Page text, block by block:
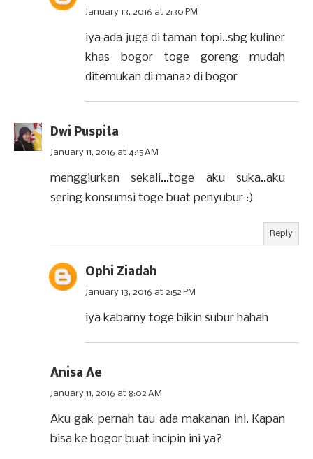
January 13, 2016 at 2:30 PM
iya ada juga di taman topi..sbg kuliner
khas bogor toge goreng mudah
ditemukan di mana2 di bogor
Dwi Puspita
January 11, 2016 at 4:15 AM
menggiurkan sekali...toge aku suka..aku
sering konsumsi toge buat penyubur :)
Reply
Ophi Ziadah
January 13, 2016 at 2:52 PM
iya kabarny toge bikin subur hahah
Anisa Ae
January 11, 2016 at 8:02 AM
Aku gak pernah tau ada makanan ini. Kapan
bisa ke bogor buat incipin ini ya?